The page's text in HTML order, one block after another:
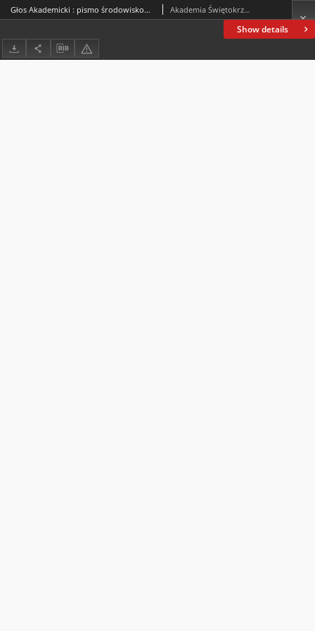
Show details
Głos Akademicki : pismo środowiskowe Akademii Świętokrzyskiej im. Jana Kochanowskiego w Kielcach. 2001, nr 3 (29) : maj-czerwiec 2001 Akademia Świętokrzyska im. Jana Kochanowskiego (Kielce)